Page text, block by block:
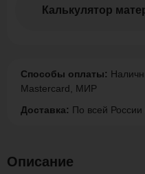
Калькулятор
Способы оплаты:
Mastercard, МИР
Доставка: По всей
Описание